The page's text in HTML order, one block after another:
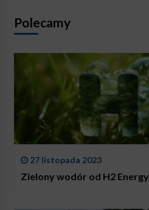
Polecamy
27 listopada 2023
Zielony wodór od H2 Energy